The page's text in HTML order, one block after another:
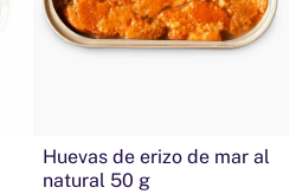
Huevas de erizo de mar al
natural 50 g